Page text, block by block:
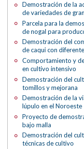
Demostración de la
de variedades de
Parcela para la
de nogal para
Demostración del
de caqui con
Comportamiento y
en cultivo intensivo
Demostración del
tomillos y mejorana
Demostración de la
lúpulo en el Noroeste
Proyecto de
bajo malla
Demostración del
técnicas de cultivo